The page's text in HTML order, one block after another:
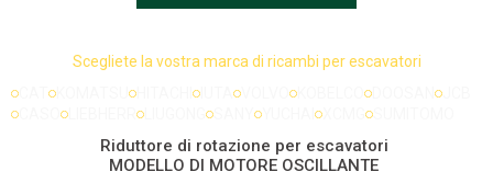
Scegliete la vostra marca di ricambi per escavatori
Riduttore di rotazione per escavatori
MODELLO DI MOTORE OSCILLANTE